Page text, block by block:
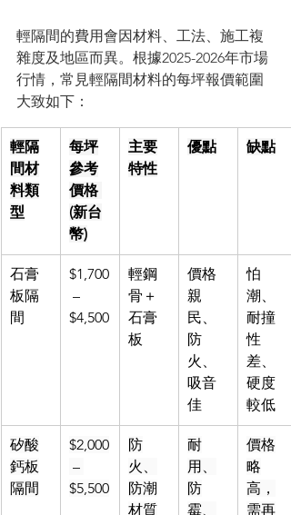
輕隔間的費用會因材料、工法、施工複
雜度及地區而異。根據2025-2026年市場
行情，常見輕隔間材料的每坪報價範圍
大致如下：
輕隔
間材
料類
型
每坪
參考
價格
(新台
幣)
主要
特性
優點 缺點
石膏
板隔
間
$1,700
–
$4,500
輕鋼
骨＋
石膏
板
價格
親
民、
防
火、
吸音
佳
怕
潮、
耐撞
性
差、
硬度
較低
矽酸
鈣板
隔間
$2,000
–
$5,500
防
火、
防潮
材質
耐
用、
防
霉、
價格
略
高，
需再